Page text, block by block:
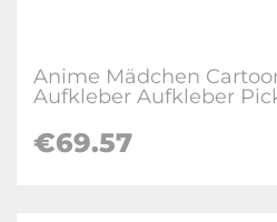
Anime Mädchen
Aufkleber Aufkleber
€69.57